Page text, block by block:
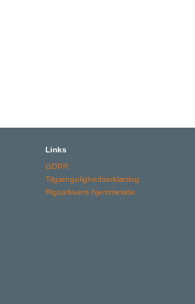
Links
GDPR
Tilgængelighedserklæring
Rigsarkivets hjemmeside